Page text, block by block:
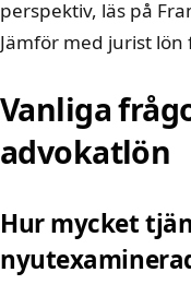
perspektiv, läs på
Jämför med jurist lön
Vanliga
advokatlön
Hur mycket